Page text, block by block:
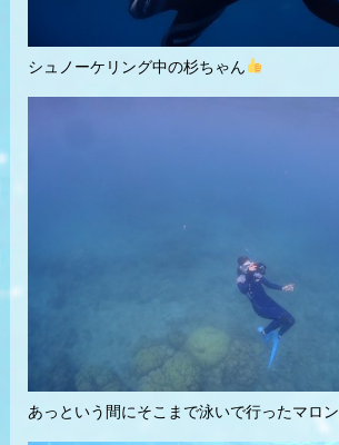
シュノーケリング中の杉ちゃん
あっという間にそこまで泳いで行ったマロン